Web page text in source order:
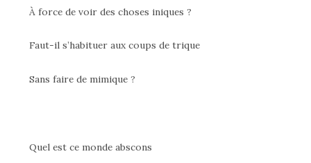
À force de voir des choses iniques ?
Faut-il s’habituer aux coups de trique
Sans faire de mimique ?
Quel est ce monde abscons